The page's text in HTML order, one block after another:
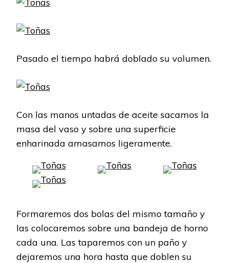
Pasado el tiempo habrá doblado su volumen.
Con las manos untadas de aceite sacamos la
masa del vaso y sobre una superficie
enharinada amasamos ligeramente.
Formaremos dos bolas del mismo tamaño y
las colocaremos sobre una bandeja de horno
cada una. Las taparemos con un paño y
dejaremos una hora hasta que doblen su